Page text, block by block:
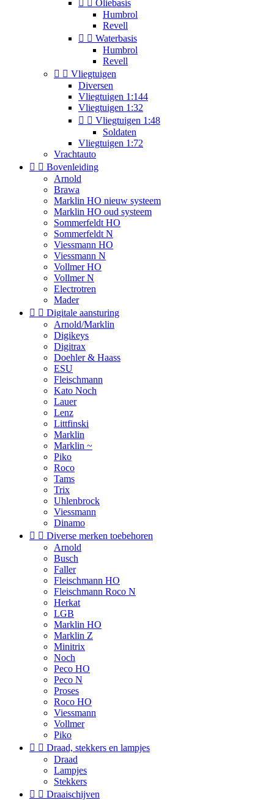
Oliebasis
Humbrol
Revell
  Waterbasis
Humbrol
Revell
  Vliegtuigen
Diversen
Vliegtuigen 1:144
Vliegtuigen 1:32
  Vliegtuigen 1:48
Soldaten
Vliegtuigen 1:72
Vrachtauto
  Bovenleiding
Arnold
Brawa
Marklin HO nieuw systeem
Marklin HO oud systeem
Sommerfeldt HO
Sommerfeldt N
Viessmann HO
Viessmann N
Vollmer HO
Vollmer N
Electrotren
Mader
  Digitale aansturing
Arnold/Marklin
Digikeys
Digitrax
Doehler & Haass
ESU
Fleischmann
Kato Noch
Lauer
Lenz
Littfinski
Marklin
Marklin ~
Piko
Roco
Tams
Trix
Uhlenbrock
Viessmann
Dinamo
  Diverse merken toebehoren
Arnold
Busch
Faller
Fleischmann HO
Fleischmann Roco N
Herkat
LGB
Marklin HO
Marklin Z
Minitrix
Noch
Peco HO
Peco N
Proses
Roco HO
Viessmann
Vollmer
Piko
  Draad, stekkers en lampjes
Draad
Lampjes
Stekkers
  Draaischijven